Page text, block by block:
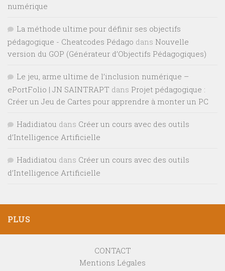
numérique
La méthode ultime pour définir ses objectifs
pédagogique - Cheatcodes Pédago dans Nouvelle
version du GOP (Générateur d’Objectifs Pédagogiques)
Le jeu, arme ultime de l’inclusion numérique –
ePortFolio | JN SAINTRAPT dans Projet pédagogique :
Créer un Jeu de Cartes pour apprendre à monter un PC
Hadidiatou dans Créer un cours avec des outils
d’Intelligence Artificielle
Hadidiatou dans Créer un cours avec des outils
d’Intelligence Artificielle
PLUS
CONTACT
Mentions Légales